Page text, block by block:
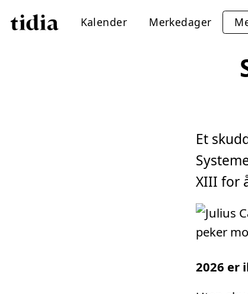
Kalender Merkedager
Et
XIII for
2026 er